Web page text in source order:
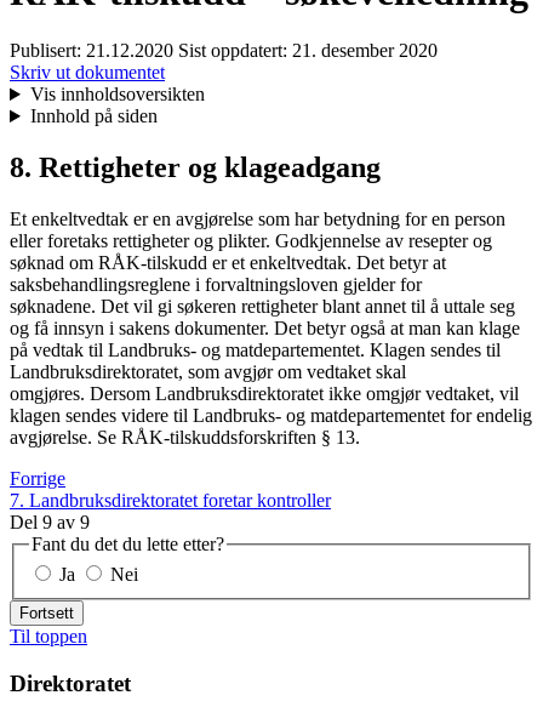
Publisert: 21.12.2020 Sist oppdatert: 21. desember 2020
Skriv ut dokumentet
Vis innholdsoversikten
Innhold på siden
8. Rettigheter og klageadgang
Et enkeltvedtak er en avgjørelse som har betydning for en person
eller foretaks rettigheter og plikter. Godkjennelse av resepter og
søknad om RÅK-tilskudd er et enkeltvedtak. Det betyr at
saksbehandlingsreglene i forvaltningsloven gjelder for
søknadene. Det vil gi søkeren rettigheter blant annet til å uttale seg
og få innsyn i sakens dokumenter. Det betyr også at man kan klage
på vedtak til Landbruks- og matdepartementet. Klagen sendes til
Landbruksdirektoratet, som avgjør om vedtaket skal
omgjøres. Dersom Landbruksdirektoratet ikke omgjør vedtaket, vil
klagen sendes videre til Landbruks- og matdepartementet for endelig
avgjørelse. Se RÅK-tilskuddsforskriften § 13.
Forrige
7. Landbruksdirektoratet foretar kontroller
Del 9 av 9
Fant du det du lette etter?
Ja
Nei
Fortsett
Til toppen
Direktoratet